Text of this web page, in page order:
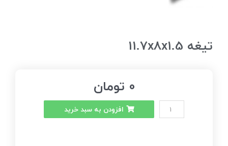
0 تومان
افزودن به سبد خرید
تیغه 11.7x8x1.5